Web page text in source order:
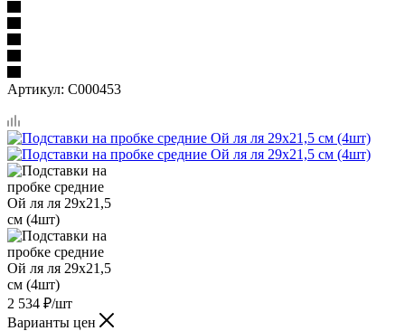
Артикул: C000453
2 534 ₽/шт
Варианты цен